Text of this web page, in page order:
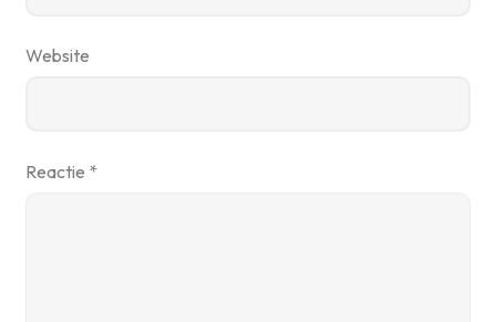
Website
Reactie *